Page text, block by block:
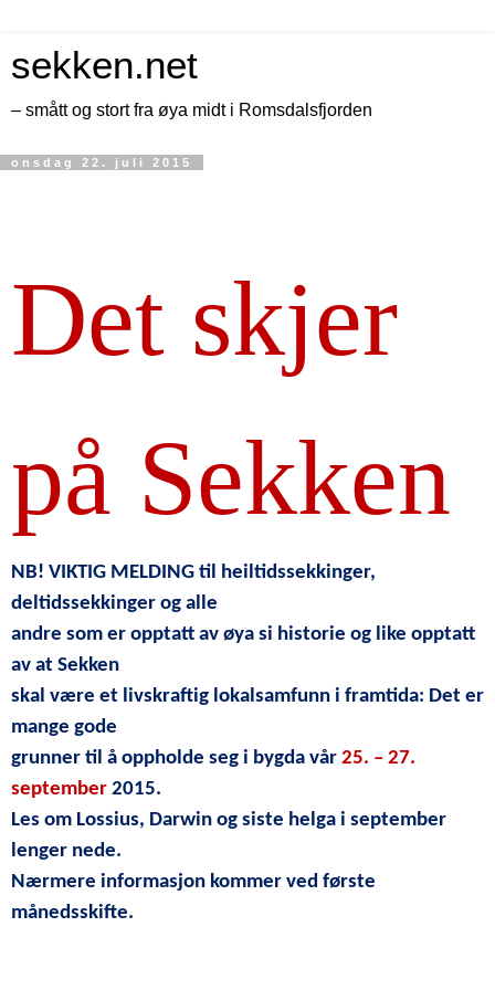
sekken.net
– smått og stort fra øya midt i Romsdalsfjorden
onsdag 22. juli 2015
Det skjer
på Sekken
NB! VIKTIG MELDING til heiltidssekkinger,
deltidssekkinger og alle
andre som er opptatt av øya si historie og like opptatt
av at Sekken
skal være et livskraftig lokalsamfunn i framtida: Det er
mange gode
grunner til å oppholde seg i bygda vår 25. – 27.
september 2015.
Les om Lossius, Darwin og siste helga i september
lenger nede.
Nærmere informasjon kommer ved første
månedsskifte.